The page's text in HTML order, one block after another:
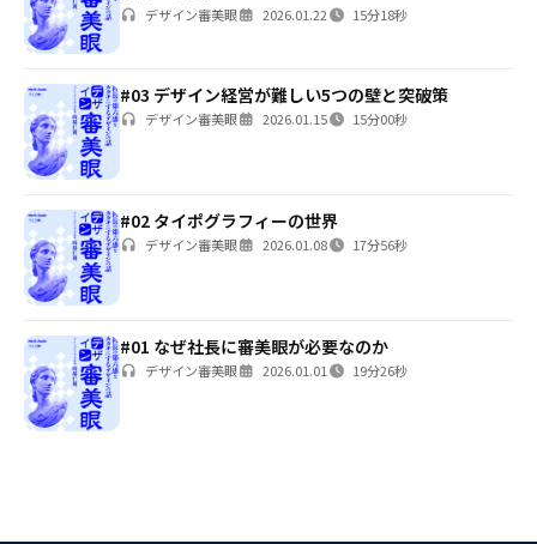
デザイン審美眼 2026.01.22 15分18秒
#03 デザイン経営が難しい5つの壁と突破策
デザイン審美眼 2026.01.15 15分00秒
#02 タイポグラフィーの世界
デザイン審美眼 2026.01.08 17分56秒
#01 なぜ社長に審美眼が必要なのか
デザイン審美眼 2026.01.01 19分26秒